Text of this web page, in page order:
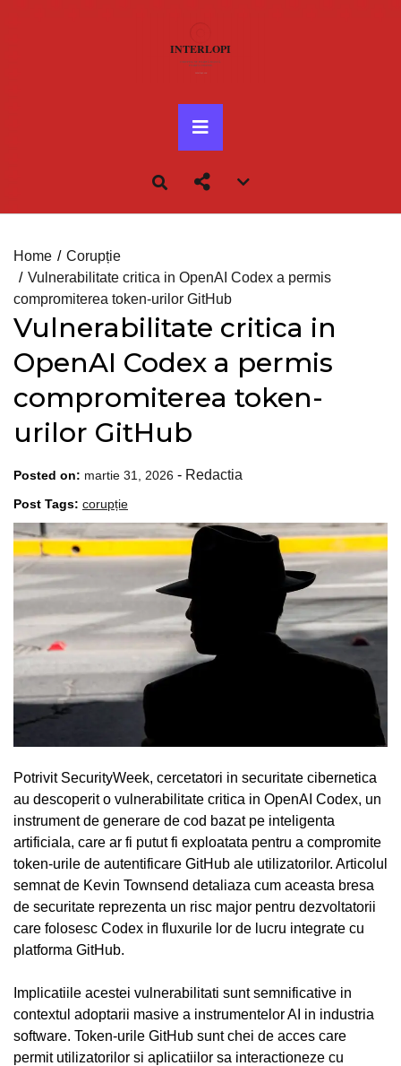
Primary
Menu
menu
Home
Corupție
Vulnerabilitate critica in OpenAI Codex a permis
compromiterea token-urilor GitHub
Vulnerabilitate critica in
OpenAI Codex a permis
compromiterea token-
urilor GitHub
Posted on: martie 31, 2026 - Redactia
Post Tags: corupție
Potrivit SecurityWeek, cercetatori in securitate cibernetica
au descoperit o vulnerabilitate critica in OpenAI Codex, un
instrument de generare de cod bazat pe inteligenta
artificiala, care ar fi putut fi exploatata pentru a compromite
token-urile de autentificare GitHub ale utilizatorilor. Articolul
semnat de Kevin Townsend detaliaza cum aceasta bresa
de securitate reprezenta un risc major pentru dezvoltatorii
care folosesc Codex in fluxurile lor de lucru integrate cu
platforma GitHub.
Implicatiile acestei vulnerabilitati sunt semnificative in
contextul adoptarii masive a instrumentelor AI in industria
software. Token-urile GitHub sunt chei de acces care
permit utilizatorilor si aplicatiilor sa interactioneze cu